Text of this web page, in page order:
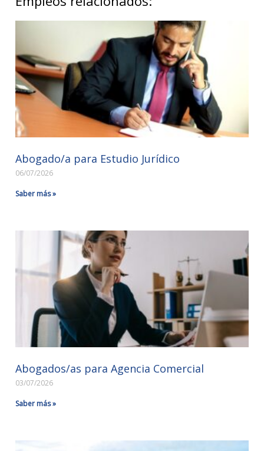
Abogado/a para Estudio Jurídico
06/07/2026
Saber más »
Abogados/as para Agencia Comercial
03/07/2026
Saber más »